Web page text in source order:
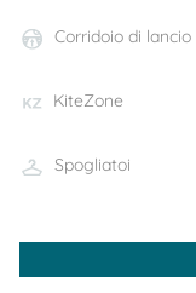
Corridoio di lancio
KiteZone
Spogliatoi